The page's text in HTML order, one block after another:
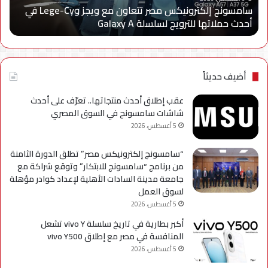
في
أحدث
حملاتها
للترويج
لسلسلة
Galaxy
A
سامسونج إلكترونيكس مصر تتعاون مع ويجز وLege-Cy في
أحدث حملاتها للترويج لسلسلة Galaxy A
My
أضيف حديثاً
عقب إطلاق أحدث منتجاتها.. تعرّف على أحدث
شاشات سامسونج في السوق المصري
5 أغسطس، 2026
“سامسونج إلكترونيكس مصر” تطلق الدورة الثامنة
من برنامج “سامسونج للابتكار” وتوقع شراكة مع
جامعة مدينة السادات الأهلية لإعداد كوادر مؤهلة
لسوق العمل
5 أغسطس، 2026
أكبر بطارية في تاريخ سلسلة vivo Y تشعل
المنافسة في مصر مع إطلاق vivo Y500
5 أغسطس، 2026